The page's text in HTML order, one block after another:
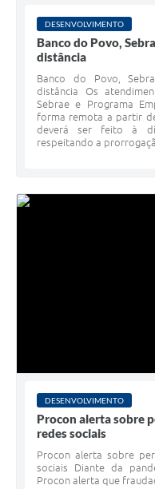
DESENVOLVIMENTO
Banco do Povo,
distância
Banco do Povo,
distância Os
Sebrae e Programa
forma remota a partir
deverá ser feito à
respeitando a
DESENVOLVIMENTO
Procon alerta sobre
redes sociais
Procon alerta sobre
sociais Diante da
Procon alerta que